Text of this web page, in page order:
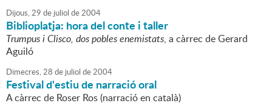
Dijous,29 de juliol de2004
Biblioplatja: hora del conte i taller
Trumpus i Clisco, dos pobles enemistats, a càrrec de Gerard
Aguiló
Dimecres,28 de juliol de2004
Festival d'estiu de narració oral
A càrrec de Roser Ros (narració en català)